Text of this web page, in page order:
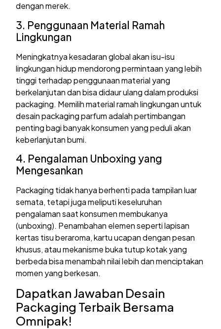
dengan merek.
3. Penggunaan Material Ramah
Lingkungan
Meningkatnya kesadaran global akan isu-isu
lingkungan hidup mendorong permintaan yang lebih
tinggi terhadap penggunaan material yang
berkelanjutan dan bisa didaur ulang dalam produksi
packaging. Memilih material ramah lingkungan untuk
desain packaging parfum adalah pertimbangan
penting bagi banyak konsumen yang peduli akan
keberlanjutan bumi.
4. Pengalaman Unboxing yang
Mengesankan
Packaging tidak hanya berhenti pada tampilan luar
semata, tetapi juga meliputi keseluruhan
pengalaman saat konsumen membukanya
(unboxing). Penambahan elemen seperti lapisan
kertas tisu beraroma, kartu ucapan dengan pesan
khusus, atau mekanisme buka tutup kotak yang
berbeda bisa menambah nilai lebih dan menciptakan
momen yang berkesan.
Dapatkan Jawaban Desain
Packaging Terbaik Bersama
Omnipak!